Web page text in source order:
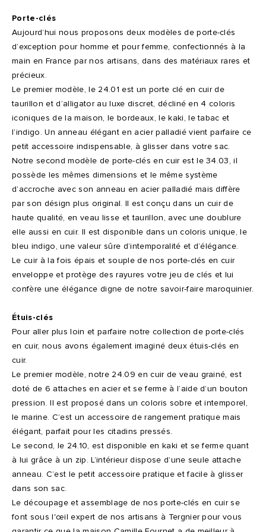
Porte-clés
Aujourd’hui nous proposons deux modèles de porte-clés
d’exception pour homme et pour femme, confectionnés à la
main en France par nos artisans, dans des matériaux rares et
précieux.
Le premier modèle, le 24.01 est un porte clé en cuir de
taurillon et d’alligator au luxe discret, décliné en 4 coloris
iconiques de la maison, le bordeaux, le kaki, le tabac et
l’indigo. Un anneau élégant en acier palladié vient parfaire ce
petit accessoire indispensable, à glisser dans votre sac.
Notre second modèle de porte-clés en cuir est le 34.03, il
possède les mêmes dimensions et le même système
d’accroche avec son anneau en acier palladié mais diffère
par son désign plus original. Il est conçu dans un cuir de
haute qualité, en veau lisse et taurillon, avec une doublure
elle aussi en cuir. Il est disponible dans un coloris unique, le
bleu indigo, une valeur sûre d’intemporalité et d’élégance.
Le cuir à la fois épais et souple de nos porte-clés en cuir
enveloppe et protège des rayures votre jeu de clés et lui
confère une élégance digne de notre savoir-faire maroquinier.
Étuis-clés
Pour aller plus loin et parfaire notre collection de porte-clés
en cuir, nous avons également imaginé deux étuis-clés en
cuir.
Le premier modèle, notre 24.09 en cuir de veau grainé, est
doté de 6 attaches en acier et se ferme à l’aide d’un bouton
pression. Il est proposé dans un coloris sobre et intemporel,
le marine. C’est un accessoire de rangement pratique mais
élégant, parfait pour les citadins pressés.
Le second, le 24.10, est disponible en kaki et se ferme quant
à lui grâce à un zip. L’intérieur dispose d’une seule attache
anneau. C’est le petit accessoire pratique et facile à glisser
dans son sac.
Le découpage et assemblage de nos porte-clés en cuir se
font sous l'œil expert de nos artisans à Tergnier pour vous